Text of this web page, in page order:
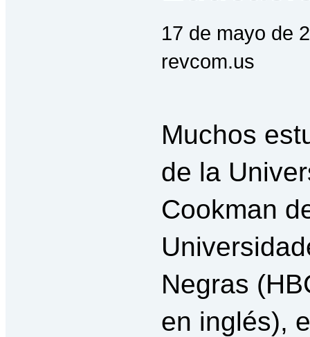
17 de mayo de
revcom.us
Muchos
de la
Cookman
Negras
en inglés),